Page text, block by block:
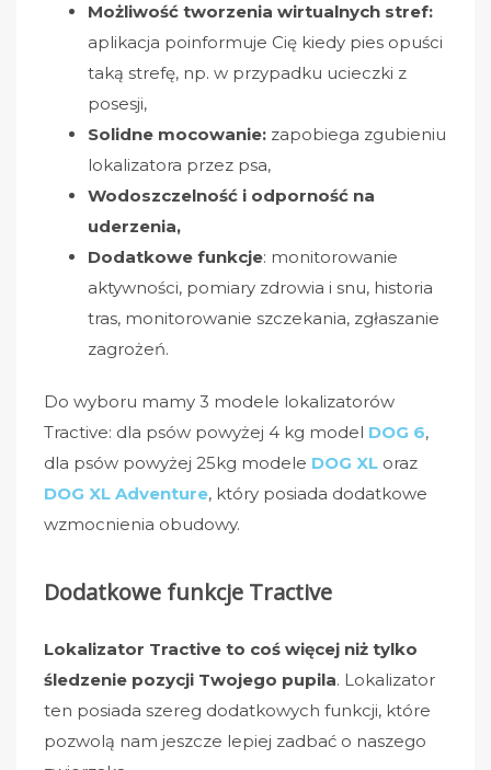
Możliwość tworzenia wirtualnych stref:
aplikacja poinformuje Cię kiedy pies opuści
taką strefę, np. w przypadku ucieczki z
posesji,
Solidne mocowanie: zapobiega zgubieniu
lokalizatora przez psa,
Wodoszczelność i odporność na
uderzenia,
Dodatkowe funkcje: monitorowanie
aktywności, pomiary zdrowia i snu, historia
tras, monitorowanie szczekania, zgłaszanie
zagrożeń.
Do wyboru mamy 3 modele lokalizatorów
Tractive: dla psów powyżej 4 kg model DOG 6,
dla psów powyżej 25kg modele DOG XL oraz
DOG XL Adventure, który posiada dodatkowe
wzmocnienia obudowy.
Dodatkowe funkcje Tractive
Lokalizator Tractive to coś więcej niż tylko
śledzenie pozycji Twojego pupila. Lokalizator
ten posiada szereg dodatkowych funkcji, które
pozwolą nam jeszcze lepiej zadbać o naszego